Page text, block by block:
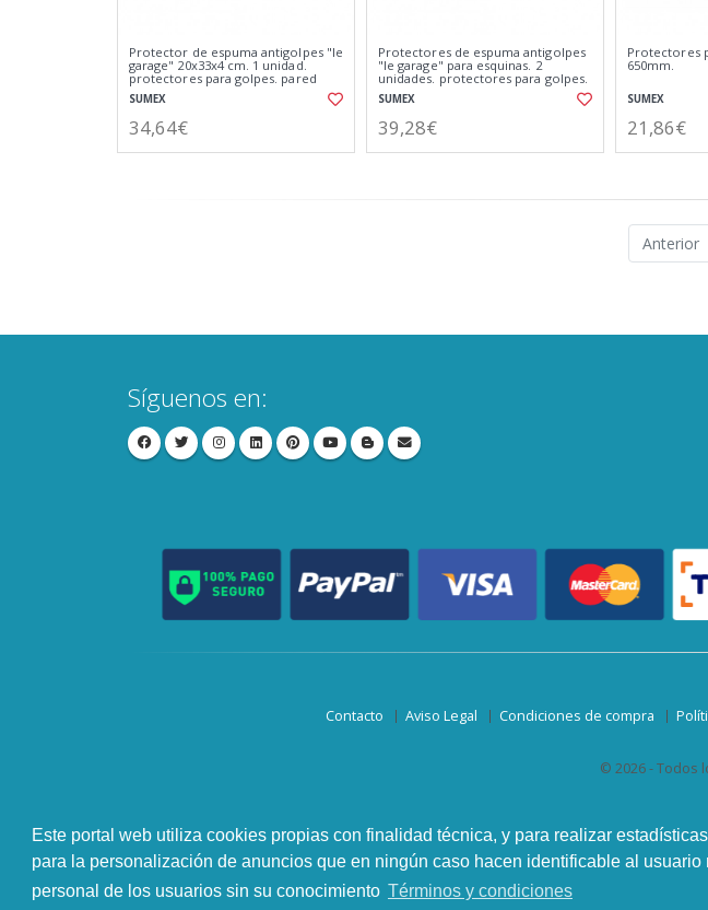
Este portal web utiliza cookies propias con finalidad técnica, y para realizar
para la personalización de anuncios que en ningún caso hacen identificable al
personal de los usuarios sin su conocimiento Términos y condiciones
Protector de espuma antigolpes "le
garage" 20x33x4 cm. 1 unidad.
protectores para golpes. pared
trasera.
SUMEX
34,64€
Protectores de espuma antigolpes
"le garage" para esquinas. 2
unidades. protectores para golpes.
SUMEX
39,28€
Protectores
650mm.
SUMEX
21,86€
Anterior
Síguenos en:
Contacto Aviso Legal Condiciones de compra
© 2026 - Todos